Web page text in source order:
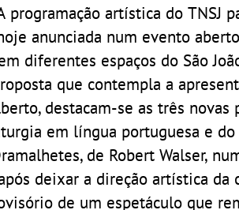
programação artística do TNSJ
anunciada num evento
diferentes espaços do São
que contempla a
destacam-se as três novas
em língua portuguesa e
de Robert Walser,
deixar a direção artística da
de um espetáculo que